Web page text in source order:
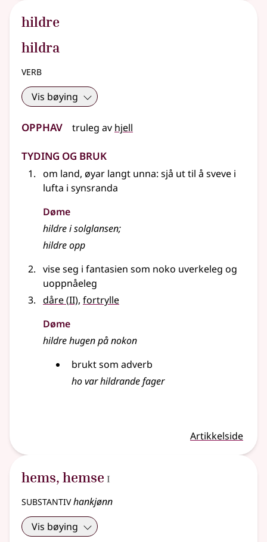
hildre
hildra
verb
Vis bøying
Opphav truleg av hjell
Tyding og bruk
om land, øyar langt unna: sjå ut til å sveve i
lufta i synsranda
Døme
hildre i solglansen;
hildre opp
vise seg i fantasien som noko uverkeleg og
uoppnåeleg
dåre(2
II), fortrylle
Døme
hildre hugen på nokon
brukt som adverb
ho var hildrande fager
Artikkelside
hems, hemse 1
I
substantivhankjønn
Vis bøying